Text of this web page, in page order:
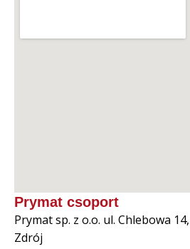
Prymat csoport
Prymat sp. z o.o. ul. Chlebowa
Zdrój